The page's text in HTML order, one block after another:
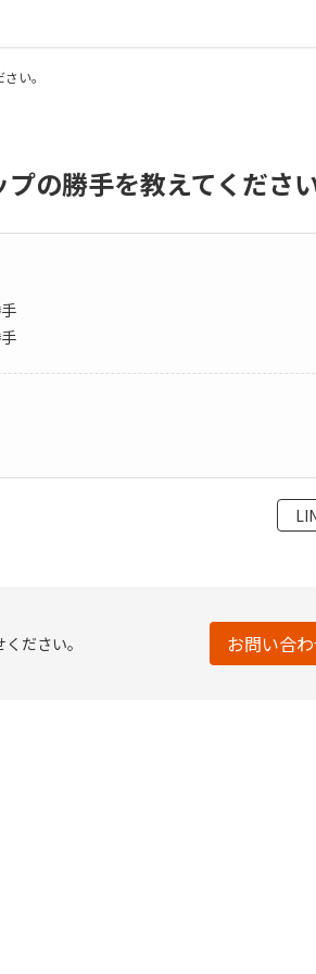
い。
の勝手を教えてくださ
ださい。 お問い合